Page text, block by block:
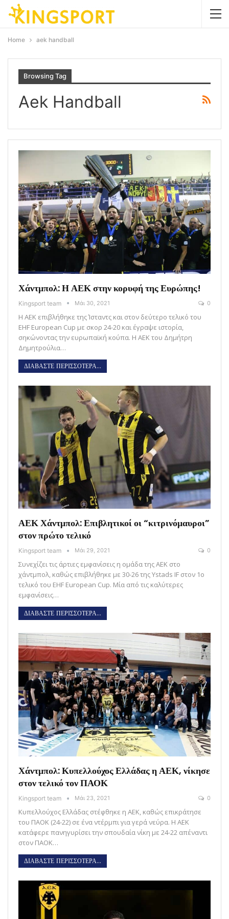
Home aek handball
Browsing Tag
Aek Handball
Χάντμπολ: Η ΑΕΚ στην κορυφή της Ευρώπης!
Kingsport team Μάι 30, 2021 0
Η ΑΕΚ επιβλήθηκε της Ίσταντς και στον δεύτερο τελικό του
EHF European Cup με σκορ 24-20 και έγραψε ιστορία,
σηκώνοντας την ευρωπαϊκή κούπα. Η ΑΕΚ του Δημήτρη
Δημητρούλια…
ΔΙΑΒΑΣΤΕ ΠΕΡΙΣΣΟΤΕΡΑ...
ΑΕΚ Χάντμπολ: Επιβλητικοί οι “κιτρινόμαυροι”
στον πρώτο τελικό
Kingsport team Μάι 29, 2021 0
Συνεχίζει τις άρτιες εμφανίσεις η ομάδα της ΑΕΚ στο
χάντμπολ, καθώς επιβλήθηκε με 30-26 της Ystads IF στον 1ο
τελικό του EHF European Cup. Μία από τις καλύτερες
εμφανίσεις…
ΔΙΑΒΑΣΤΕ ΠΕΡΙΣΣΟΤΕΡΑ...
Χάντμπολ: Κυπελλούχος Ελλάδας η ΑΕΚ, νίκησε
στον τελικό τον ΠΑΟΚ
Kingsport team Μάι 23, 2021 0
Κυπελλούχος Ελλάδας στέφθηκε η ΑΕΚ, καθώς επικράτησε
του ΠΑΟΚ (24-22) σε ένα ντέρμπι για γερά νεύρα. Η ΑΕΚ
κατάφερε πανηγυρίσει την σπουδαία νίκη με 24-22 απέναντι
στον ΠΑΟΚ…
ΔΙΑΒΑΣΤΕ ΠΕΡΙΣΣΟΤΕΡΑ...